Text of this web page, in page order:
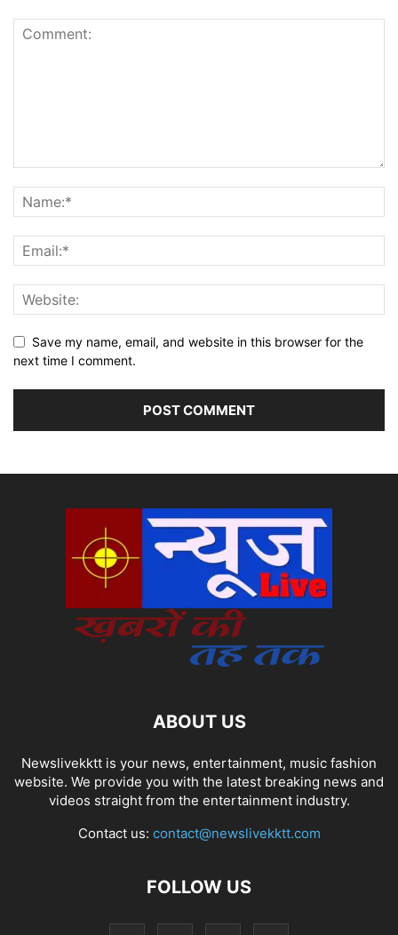
Save my name, email, and website in this browser for the
next time I comment.
ABOUT US
Newslivekktt is your news, entertainment, music fashion
website. We provide you with the latest breaking news and
videos straight from the entertainment industry.
Contact us: contact@newslivekktt.com
FOLLOW US